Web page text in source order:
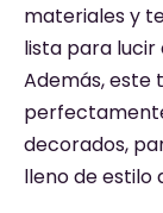
materiales y
lista para lucir
Además,
decorados,
lleno de estilo